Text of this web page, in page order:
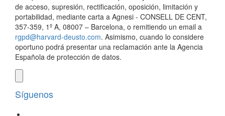
de acceso, supresión, rectificación, oposición, limitación y
portabilidad, mediante carta a Agnesi - CONSELL DE CENT,
357-359, 1º A, 08007 – Barcelona, o remitiendo un email a
rgpd@harvard-deusto.com. Asimismo, cuando lo considere
oportuno podrá presentar una reclamación ante la Agencia
Española de protección de datos.
Síguenos